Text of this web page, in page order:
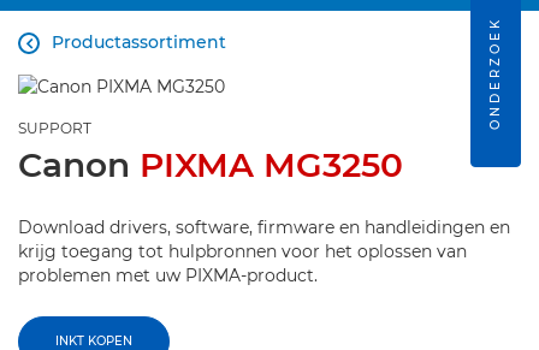
Productassortiment

SUPPORT
Canon PIXMA MG3250
Download drivers, software, firmware en handleidingen en
krijg toegang tot hulpbronnen voor het oplossen van
problemen met uw PIXMA-product.
INKT KOPEN
ONDERZOEK